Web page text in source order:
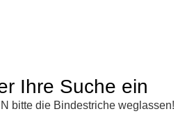
Ihre Suche ein
bitte die Bindestriche weglassen!